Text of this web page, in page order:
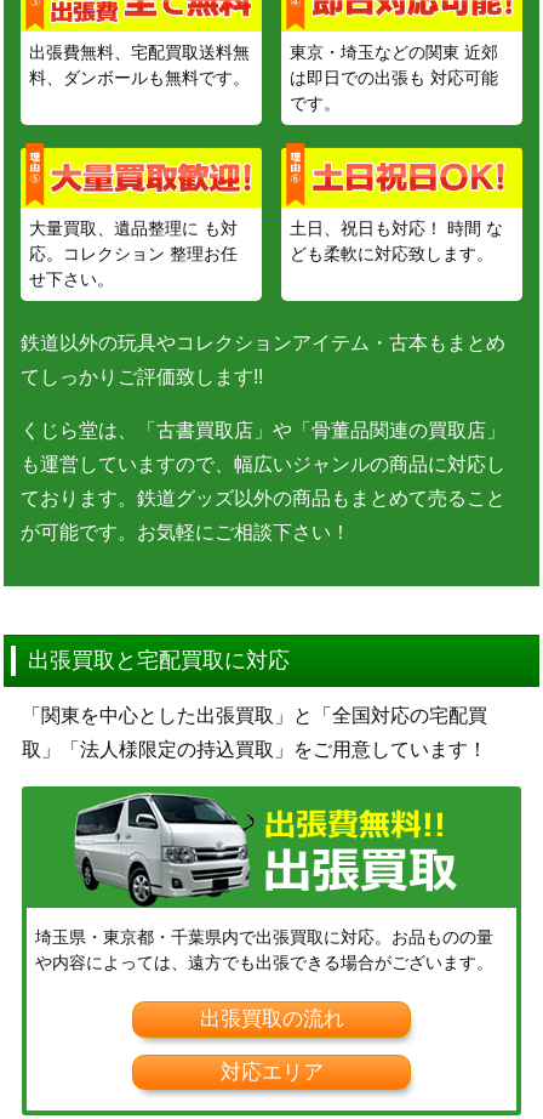
出張費無料、宅配買取送料無
料、ダンボールも無料です。
東京・埼玉などの関東 近郊
は即日での出張も 対応可能
です。
大量買取、遺品整理に も対
応。コレクション 整理お任
せ下さい。
土日、祝日も対応！ 時間 な
ども柔軟に対応致します。
鉄道以外の玩具やコレクションアイテム・古本もまとめ
てしっかりご評価致します!!
くじら堂は、「古書買取店」や「骨董品関連の買取店」
も運営していますので、幅広いジャンルの商品に対応し
ております。鉄道グッズ以外の商品もまとめて売ること
が可能です。お気軽にご相談下さい！
出張買取と宅配買取に対応
「関東を中心とした出張買取」と「全国対応の宅配買
取」「法人様限定の持込買取」をご用意しています！
埼玉県・東京都・千葉県内で出張買取に対応。お品ものの量
や内容によっては、遠方でも出張できる場合がございます。
出張買取の流れ
対応エリア